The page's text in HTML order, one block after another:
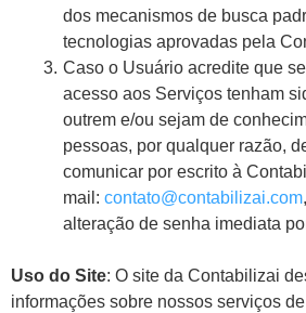
dos mecanismos de busca
tecnologias aprovadas pela
Caso o Usuário acredite que
acesso aos Serviços tenham
outrem e/ou sejam de
pessoas, por qualquer razão,
comunicar por escrito à
mail: contato@contabilizai.com
alteração de senha imediata
Uso do Site: O site da Contabilizai
informações sobre nossos serviços